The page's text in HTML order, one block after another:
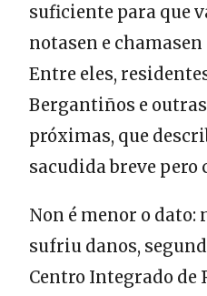
suficiente para que
notasen e
Entre eles,
Bergantiños e
próximas, que
sacudida breve pero
Non é menor o
sufriu danos,
Centro Integrado de